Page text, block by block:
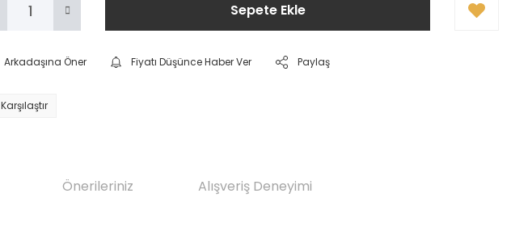
Sepete Ekle
Arkadaşına Öner Fiyatı Düşünce Haber Ver Paylaş
Karşılaştır
Önerileriniz Alışveriş Deneyimi